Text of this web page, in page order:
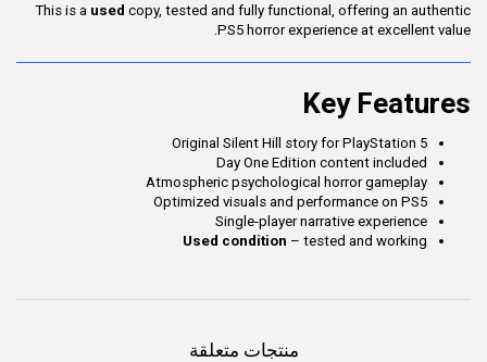
This is a used copy, tested and fully functional, offering an authentic
PS5 horror experience at excellent value.
Key Features
Original Silent Hill story for PlayStation 5
Day One Edition content included
Atmospheric psychological horror gameplay
Optimized visuals and performance on PS5
Single-player narrative experience
Used condition
منتجات متعلقة